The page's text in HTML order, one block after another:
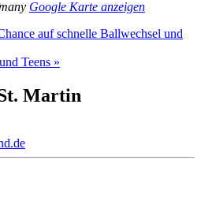
Google Karte anzeigen
auf schnelle Ballwechsel und
Teens »
Martin